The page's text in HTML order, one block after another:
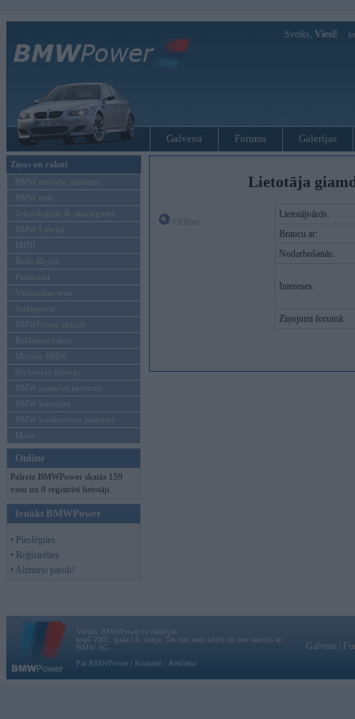
Sveiks, Viesi!
Galvenā Forums Galerijas
Ziņas un raksti
BMW modeļu jaunumi
BMW testi
Tehnoloģijas & sasniegumi
BMW Latvijā
MINI
Rolls-Royce
Pasākumi
Vadāmības tests
Autosports
BMWPower aktuāli
Reklāmas raksti
Mēneša BMW
Sērijveida tūnings
BMW pasaules jaunumi
BMW koncepti
BMW konkurentu jaunumi
Moto
Online
Pašreiz BMWPower skatās 159
viesi un 0 reģistrēti lietotāji.
Ienākt BMWPower
• Pieslēgties
• Reģistrēties
• Aizmirsi paroli?
Lietotāja
Lietotājvārds:
Braucu ar:
Nodarbošanās:
Intereses:
Ziņojumi forumā:
Vortāls BMWPower.lv darbojas
kopš 2002. gada 14. maija. Tas nav auto klubs un nav saistīts ar
BMW AG.
Par BMWPower
Kontakti Reklāma
Galvena